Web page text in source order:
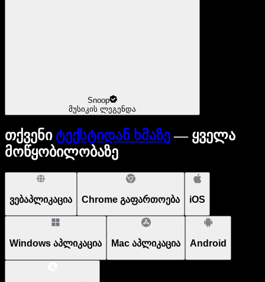
Snoop
მუსიკის ლეგენდა
თქვენი ტექსტიდან ხმაზე— ყველა
მოწყობილობაზე
ვებაპლიკაცია Chrome გაფართოება iOS
Windows აპლიკაცია Mac აპლიკაცია Android